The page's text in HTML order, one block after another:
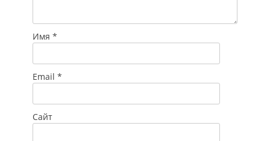
Имя *
Email *
Сайт